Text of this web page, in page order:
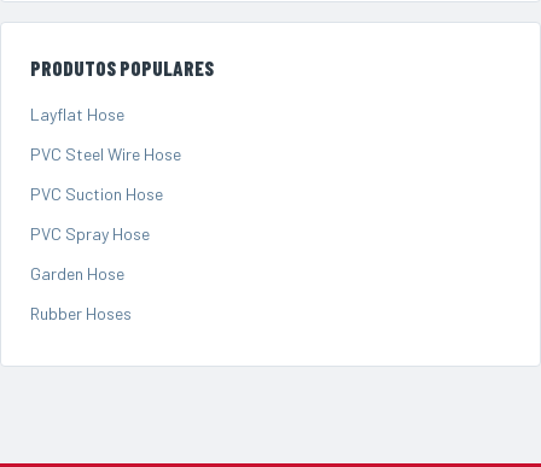
PRODUTOS POPULARES
Layflat Hose
PVC Steel Wire Hose
PVC Suction Hose
PVC Spray Hose
Garden Hose
Rubber Hoses